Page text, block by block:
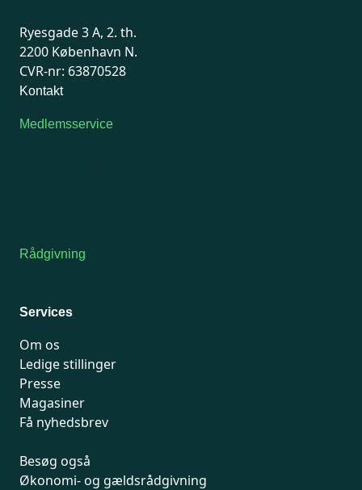
Ryesgade 3 A, 2. th.
2200 København N.
CVR-nr: 63870528
Kontakt
Medlemsservice
Rådgivning
Services
Om os
Ledige stillinger
Presse
Magasiner
Få nyhedsbrev
Besøg også
Økonomi- og gældsrådgivning